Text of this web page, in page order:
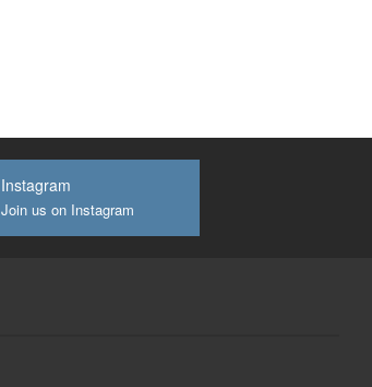
Instagram
Join us on Instagram